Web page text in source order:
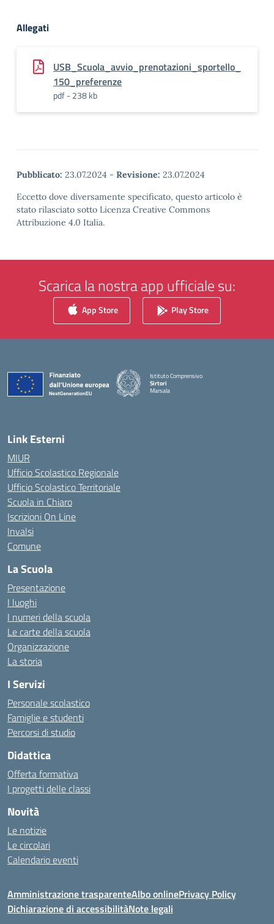
Allegati
USB_Scuola_avvio_prenotazioni_sportello_
150_preferenze
pdf - 238 kb
Pubblicato: 23.07.2024 - Revisione: 23.07.2024
Eccetto dove diversamente specificato, questo articolo è
stato rilasciato sotto Licenza Creative Commons
Attribuzione 4.0 Italia.
Scarica la nostra app ufficiale su:
App Store Play Store
Istituto Comprensivo
Sirtori
Marsala
Link Esterni
MIUR
Ufficio Scolastico Regionale
Ufficio Scolastico Territoriale
Scuola in Chiaro
Iscrizioni On Line
Invalsi
Comune
La Scuola
Presentazione
I luoghi
I numeri della scuola
Le carte della scuola
Organizzazione
La storia
I Servizi
Personale scolastico
Famiglie e studenti
Percorsi di studio
Didattica
Offerta formativa
I progetti delle classi
Novità
Le notizie
Le circolari
Calendario eventi
Amministrazione trasparenteAlbo onlinePrivacy Policy
Dichiarazione di accessibilitàNote legali